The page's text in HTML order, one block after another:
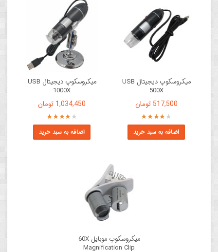
میکروسکوپ دیجیتال USB
500X
517,500 تومان
اضافه به سبد خرید
میکروسکوپ دیجیتال USB
1000X
1,034,450 تومان
اضافه به سبد خرید
میکروسکوپ موبایل 60X
Magnification Clip